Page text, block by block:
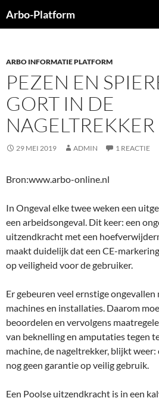
naar
Arbo-Platform
ARBO INFORMATIE PLATFORM
PEZEN EN
GORT IN DE
NAGELTREKKER
29 MEI 2019 ADMIN 1 REACTIE
Bron:www.arbo-online.nl
In Ongeval elke twee weken een
een arbeidsongeval. Dit keer: een
uitzendkracht met een
maakt duidelijk dat een CE-
op veiligheid voor de gebruiker.
Er gebeuren veel ernstige
machines en installaties. Daarom
beoordelen en vervolgens
van beknelling en amputaties tegen
machine, de nageltrekker, blijkt
nog geen garantie op veilig gebruik.
Een Poolse uitzendkracht is in een